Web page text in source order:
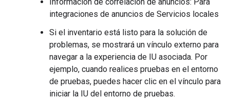
integraciones de anuncios de Servicios locales
Si el inventario está listo para la solución de
problemas, se mostrará un vínculo externo para
navegar a la experiencia de IU asociada. Por
ejemplo, cuando realices pruebas en el entorno
de pruebas, puedes hacer clic en el vínculo para
iniciar la IU del entorno de pruebas.